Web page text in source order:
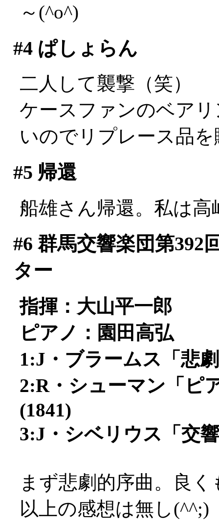
～(^o^)
#4ぱしょらん
二人して襲撃（笑）
ケースファンのベア
いのでリプレース品を
#5 帰還
船雄さん帰還。私は
#6 群馬交響楽団第392
ター
指揮：大山平一郎
ピアノ：園田高弘
1:J・ブラームス「悲
2:R・シューマン「ピ
(1841)
3:J・シベリウス「交
まず悲劇的序曲。良
以上の感想は無し(^^;)